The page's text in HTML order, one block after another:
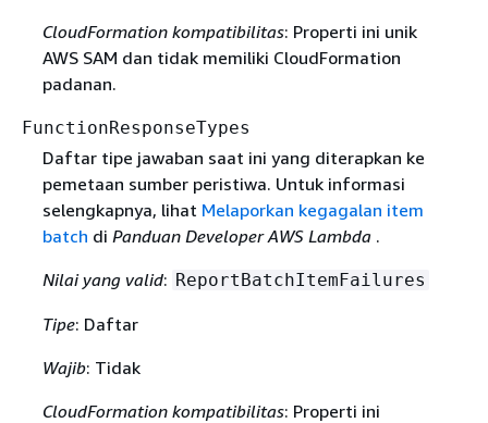
CloudFormation kompatibilitas: Properti ini unik
AWS SAM dan tidak memiliki CloudFormation
padanan.
FunctionResponseTypes
Daftar tipe jawaban saat ini yang diterapkan ke
pemetaan sumber peristiwa. Untuk informasi
selengkapnya, lihat Melaporkan kegagalan item
batch di Panduan Developer AWS Lambda .
Nilai yang valid: ReportBatchItemFailures
Tipe: Daftar
Wajib: Tidak
CloudFormation kompatibilitas: Properti ini